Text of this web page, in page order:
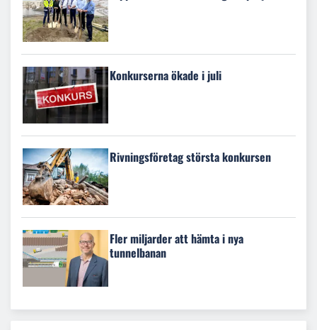
Konkurserna ökade i juli
Rivningsföretag största konkursen
Fler miljarder att hämta i nya
tunnelbanan